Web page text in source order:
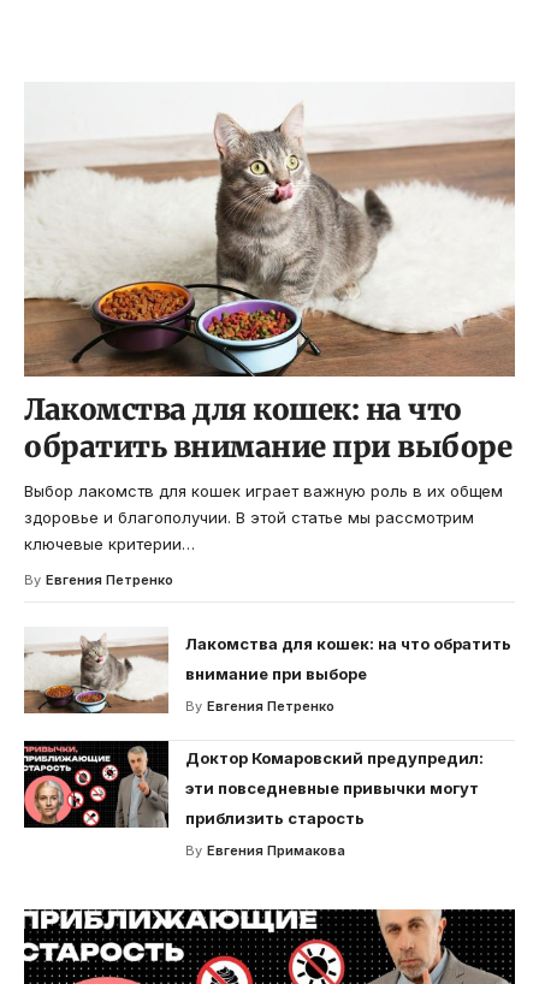
Лакомства для кошек: на что
обратить внимание при выборе
Выбор лакомств для кошек играет важную роль в их общем
здоровье и благополучии. В этой статье мы рассмотрим
ключевые критерии…
By Евгения Петренко
Лакомства для кошек: на что обратить
внимание при выборе
By Евгения Петренко
Доктор Комаровский предупредил:
эти повседневные привычки могут
приблизить старость
By Евгения Примакова